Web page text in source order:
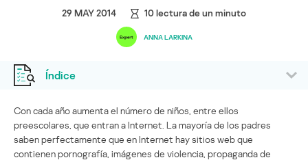
29 MAY 2014 10lectura de un minuto
ANNA LARKINA
Índice
Con cada año aumenta el número de niños, entre ellos
preescolares, que entran a Internet. La mayoría de los padres
saben perfectamente que en Internet hay sitios web que
contienen pornografía, imágenes de violencia, propaganda de